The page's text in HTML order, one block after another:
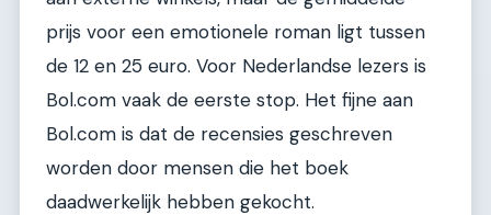
prijs voor een emotionele roman ligt tussen
de 12 en 25 euro. Voor Nederlandse lezers is
Bol.com vaak de eerste stop. Het fijne aan
Bol.com is dat de recensies geschreven
worden door mensen die het boek
daadwerkelijk hebben gekocht.